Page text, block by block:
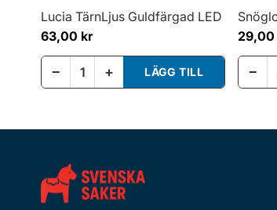
Lucia TärnLjus Guldfärgad LED
63,00 kr
− + LÄGG TILL
29,00
−